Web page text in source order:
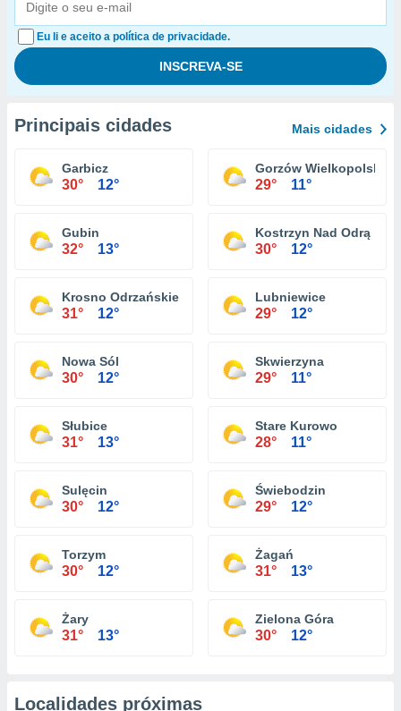
Eu li e aceito a política de privacidade.
Principais cidades Mais cidades
Garbicz
30° 12°
Gorzów Wielkopolski
29° 11°
Gubin
32° 13°
Kostrzyn Nad Odrą
30° 12°
Krosno Odrzańskie
31° 12°
Lubniewice
29° 12°
Nowa Sól
30° 12°
Skwierzyna
29° 11°
Słubice
31° 13°
Stare Kurowo
28° 11°
Sulęcin
30° 12°
Świebodzin
29° 12°
Torzym
30° 12°
Żagań
31° 13°
Żary
31° 13°
Zielona Góra
30° 12°
Localidades próximas